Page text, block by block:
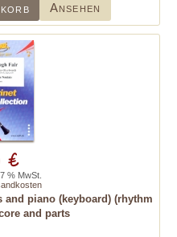
Ansehen
piano (keyboard) (rhythm
and parts
€
% MwSt.